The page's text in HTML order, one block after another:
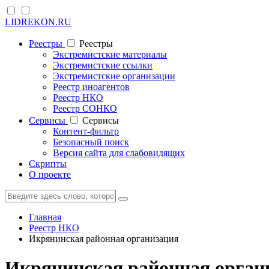
LIDREKON.RU
Реестры
Реестры
Экстремистские материалы
Экстремистские ссылки
Экстремистские организации
Реестр иноагентов
Реестр НКО
Реестр СОНКО
Cервисы
Cервисы
Контент-фильтр
Безопасный поиск
Версия сайта для слабовидящих
Скрипты
О проекте
Главная
Реестр НКО
Икрянинская районная организация